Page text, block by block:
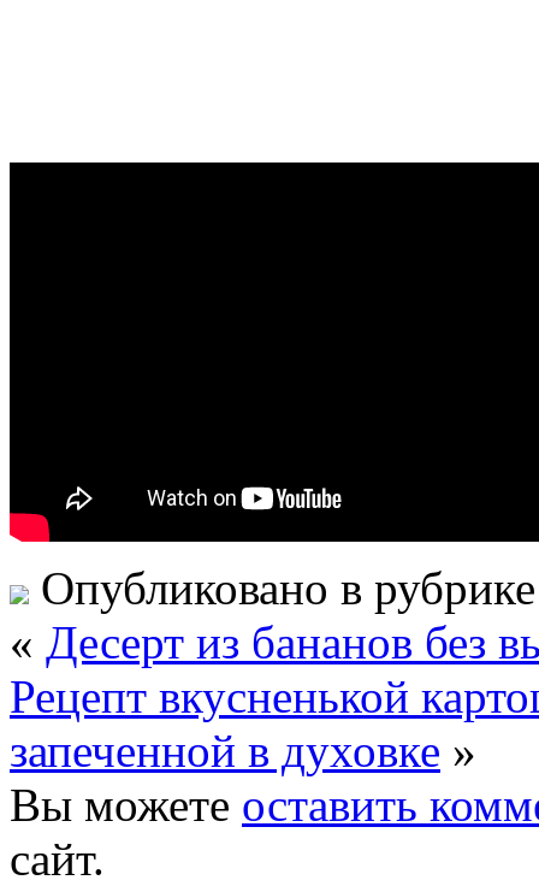
Опубликовано в
« Десерт из бананов без
Рецепт вкусненькой
запеченной в духовке »
Вы можете оставить
сайт.